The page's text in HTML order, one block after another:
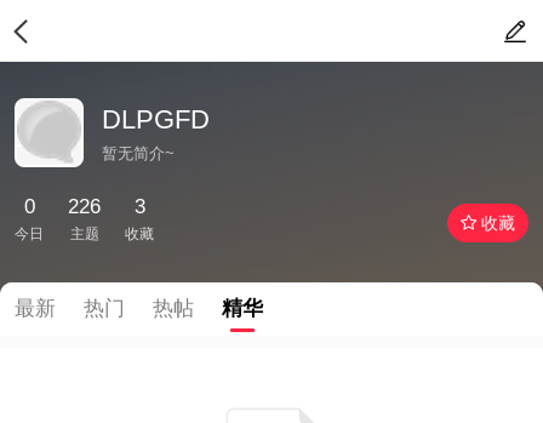
DLPGFD
暂无简介~
0
今日
226
主题
3
收藏
收藏
最新 热门 热帖 精华